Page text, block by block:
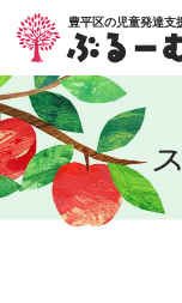
豊平区の児童発達支